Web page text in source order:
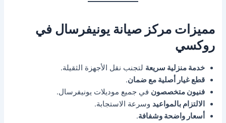
مميزات مركز صيانة يونيفرسال في
روكسي
خدمة منزلية سريعة لتجنب نقل الأجهزة الثقيلة.
قطع غيار أصلية مع ضمان.
فنيون متخصصون في جميع موديلات يونيفرسال.
الالتزام بالمواعيد وسرعة الاستجابة.
أسعار واضحة وشفافة.